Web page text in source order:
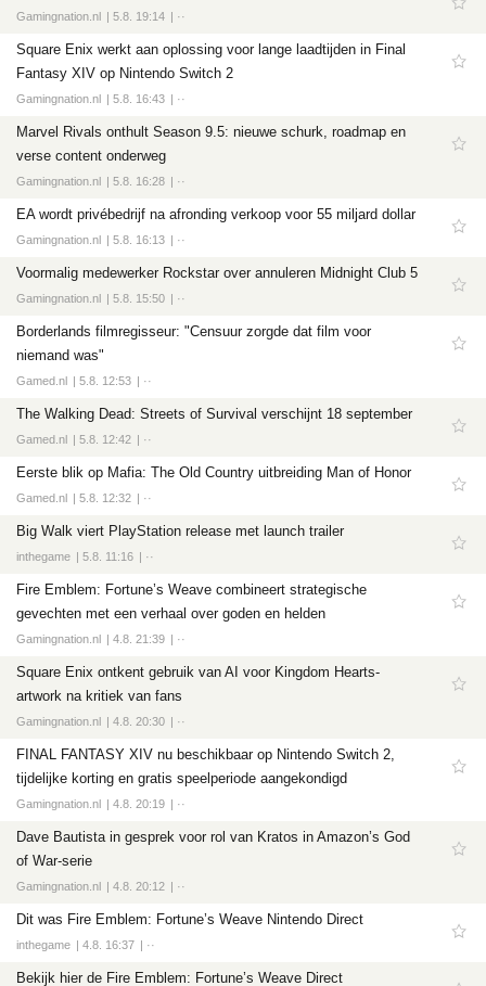
Gamingnation.nl 5.8. 19:14 ··
Square Enix werkt aan oplossing voor lange laadtijden in Final
Fantasy XIV op Nintendo Switch 2
Gamingnation.nl 5.8. 16:43 ··
Marvel Rivals onthult Season 9.5: nieuwe schurk, roadmap en
verse content onderweg
Gamingnation.nl 5.8. 16:28 ··
EA wordt privébedrijf na afronding verkoop voor 55 miljard dollar
Gamingnation.nl 5.8. 16:13 ··
Voormalig medewerker Rockstar over annuleren Midnight Club 5
Gamingnation.nl 5.8. 15:50 ··
Borderlands filmregisseur: "Censuur zorgde dat film voor
niemand was"
Gamed.nl 5.8. 12:53 ··
The Walking Dead: Streets of Survival verschijnt 18 september
Gamed.nl 5.8. 12:42 ··
Eerste blik op Mafia: The Old Country uitbreiding Man of Honor
Gamed.nl 5.8. 12:32 ··
Big Walk viert PlayStation release met launch trailer
inthegame 5.8. 11:16 ··
Fire Emblem: Fortune’s Weave combineert strategische
gevechten met een verhaal over goden en helden
Gamingnation.nl 4.8. 21:39 ··
Square Enix ontkent gebruik van AI voor Kingdom Hearts-
artwork na kritiek van fans
Gamingnation.nl 4.8. 20:30 ··
FINAL FANTASY XIV nu beschikbaar op Nintendo Switch 2,
tijdelijke korting en gratis speelperiode aangekondigd
Gamingnation.nl 4.8. 20:19 ··
Dave Bautista in gesprek voor rol van Kratos in Amazon’s God
of War-serie
Gamingnation.nl 4.8. 20:12 ··
Dit was Fire Emblem: Fortune’s Weave Nintendo Direct
inthegame 4.8. 16:37 ··
Bekijk hier de Fire Emblem: Fortune’s Weave Direct